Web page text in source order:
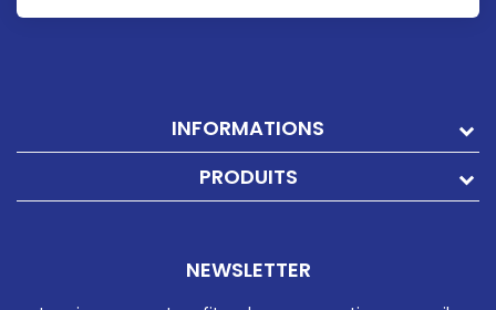
INFORMATIONS
PRODUITS
NEWSLETTER